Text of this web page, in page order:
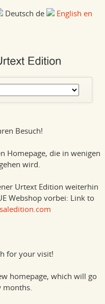
Deutsch de Englishen
Besuch!
Homepage, die in wenigen
wird.
Urtext Edition weiterhin
Webshop vorbei: Link to
for your visit!
homepage, which will go
months.